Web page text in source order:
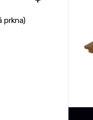
prkna)